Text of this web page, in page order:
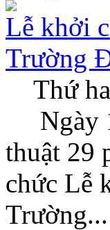
Lễ khởi
Trường
Thứ
Ngày
thuật 29
chức Lễ
Trường...